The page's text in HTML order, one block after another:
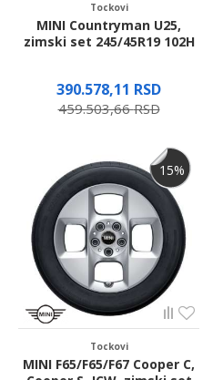
Tockovi
MINI Countryman U25,
zimski set 245/45R19 102H
390.578,11 RSD
459.503,66RSD
15%
Tockovi
MINI F65/F65/F67 Cooper C,